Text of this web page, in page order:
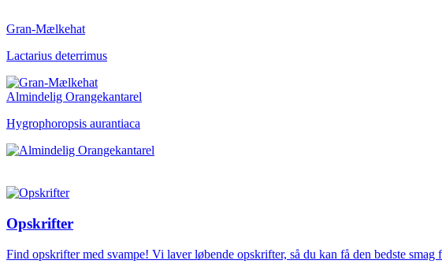
Gran-Mælkehat
Lactarius deterrimus
Almindelig Orangekantarel
Hygrophoropsis aurantiaca
Opskrifter
Find opskrifter med svampe! Vi laver løbende opskrifter, så du kan få den bedste smag